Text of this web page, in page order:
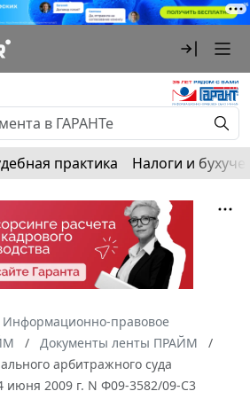
практика Налоги и
Информационно-правовое
Документы ленты ПРАЙМ
арбитражного суда
июня 2009 г. N Ф09-3582/09-С3